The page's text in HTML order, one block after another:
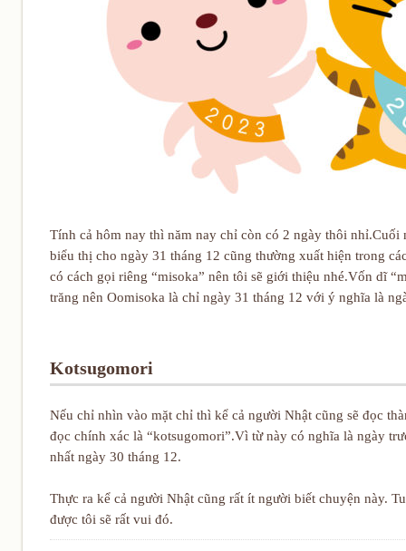
Tính cả hôm nay thì năm nay chỉ còn có 2 ngày thôi nhỉ.Cuối
biểu thị cho ngày 31 tháng 12 cũng thường xuất hiện trong
có cách gọi riêng “misoka” nên tôi sẽ giới thiệu nhé.Vốn dĩ
trăng nên Oomisoka là chỉ ngày 31 tháng 12 với ý nghĩa là
Kotsugomori
Nếu chỉ nhìn vào mặt chỉ thì kể cả người Nhật cũng sẽ đọc
đọc chính xác là “kotsugomori”.Vì từ này có nghĩa là ngày
nhất ngày 30 tháng 12.
Thực ra kể cả người Nhật cũng rất ít người biết chuyện này.
được tôi sẽ rất vui đó.